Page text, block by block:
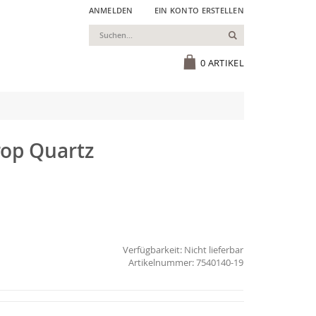
ANMELDEN EIN KONTO ERSTELLEN
0 ARTIKEL
Suchen
Quartz
Verfügbarkeit: Nicht lieferbar
7540140-19